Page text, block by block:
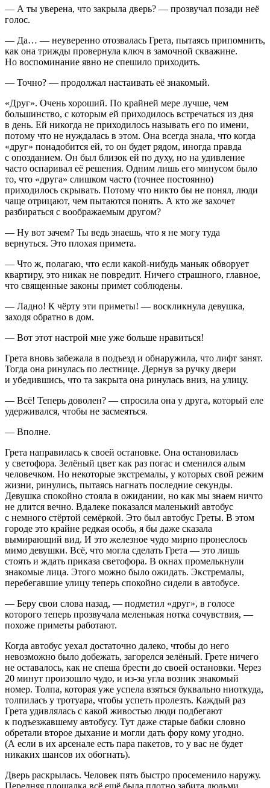
— А ты уверена, что закрыла дверь? — прозвучал позади неё
голос.
— Да… — неуверенно отозвалась Грета, пытаясь припомнить,
как она трижды провернула ключ в замочной скважине.
Но воспоминание явно не спешило приходить.
— Точно? — продолжал настаивать её знакомый.
«Друг». Очень хороший. По крайней мере лучше, чем
большинство, с которым ей приходилось встречаться из дня
в день. Ей никогда не приходилось называть его по имени,
потому что не нуждалась в этом. Она всегда знала, что когда
«друг» понадобится ей, то он будет рядом, иногда правда
с опозданием. Он был близок ей по духу, но на удивление
часто оспаривал её решения. Одним лишь его минусом было
то, что «друга» слишком часто (точнее постоянно)
приходилось скрывать. Потому что никто бы не понял, люди
чаще отрицают, чем пытаются понять. А кто же захочет
разбираться с воображаемым другом?
— Ну вот зачем? Ты ведь знаешь, что я не могу туда
вернуться. Это плохая примета.
— Что ж, полагаю, что если какой-нибудь маньяк обворует
квартиру, это никак не повредит. Ничего страшного, главное,
что священные законы примет соблюдены.
— Ладно! К чёрту эти приметы! — воскликнула девушка,
заходя обратно в дом.
— Вот этот настрой мне уже больше нравиться!
Грета вновь забежала в подъезд и обнаружила, что лифт занят.
Тогда она ринулась по лестнице. Дернув за ручку двери
и убедившись, что та закрыта она ринулась вниз, на улицу.
— Всё! Теперь доволен? — спросила она у друга, который еле
удерживался, чтобы не засмеяться.
— Вполне.
Грета направилась к своей остановке. Она остановилась
у светофора. Зелёный цвет как раз погас и сменился алым
человечком. Но некоторые экстремалы, у которых свой режим
жизни, ринулись, пытаясь нагнать последние секунды.
Девушка спокойно стояла в ожидании, но как мы знаем ничто
не длится вечно. Вдалеке показался маленький автобус
с немного стёртой семёркой. Это был автобус Греты. В этом
городе это крайне редкая особь, я бы даже сказала
вымирающий вид. И это железное чудо мирно пронеслось
мимо девушки. Всё, что могла сделать Грета — это лишь
стоять и ждать приказа светофора. В окнах промелькнули
знакомые лица. Этого можно было ожидать. Экстремалы,
перебегавшие улицу теперь спокойно сидели в автобусе.
— Беру свои слова назад, — подметил «друг», в голосе
которого теперь прозвучала меленькая нотка сочувствия, —
похоже приметы работают.
Когда автобус уехал достаточно далеко, чтобы до него
невозможно было добежать, загорелся зелёный. Грете ничего
не оставалось, как не спеша брести до своей остановки. Через
20 минут произошло чудо, и из-за угла возник знакомый
номер. Толпа, которая уже успела взяться буквально ниоткуда,
толпилась у тротуара, чтобы успеть пролезть. Каждый раз
Грета удивлялась с какой живостью люди подбегают
к подъезжавшему автобусу. Тут даже старые бабки словно
обретали второе дыхание и могли дать фору кому угодно.
(А если в их арсенале есть пара пакетов, то у вас не будет
никаких шансов их обогнать).
Дверь раскрылась. Человек пять быстро просеменило наружу.
Передняя площадка всё ещё была плотно забита людьми,